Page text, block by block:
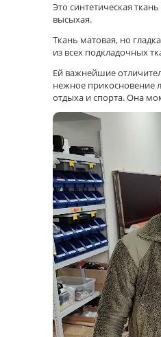
Это синтетическая
высыхая.
Ткань матовая, но
из всех подкладочных
Ей важнейшие
нежное прикосновение
отдыха и спорта. Она